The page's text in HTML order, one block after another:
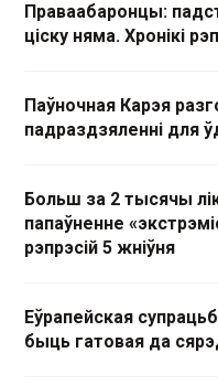
Праваабаронцы:
ціску няма. Хронікі
Паўночная Карэя
падраздзяленні для
Больш за 2 тысячы
папаўненне
рэпрэсій 5 жніўня
Еўрапейская
быць гатовая да